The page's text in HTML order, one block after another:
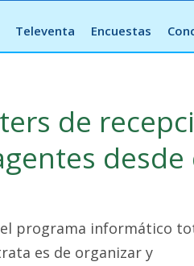
Televenta Encuestas
de
el programa informático
es de organizar y